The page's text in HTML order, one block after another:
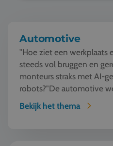
Automotive
"Hoe ziet een werkplaats
steeds vol bruggen en
monteurs straks met AI-
robots?"De automotive
razendsnel. Tijde...
Bekijk het thema